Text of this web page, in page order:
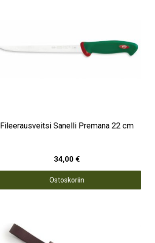
Fileerausveitsi Sanelli Premana 22 cm
34,00 €
Ostoskoriin